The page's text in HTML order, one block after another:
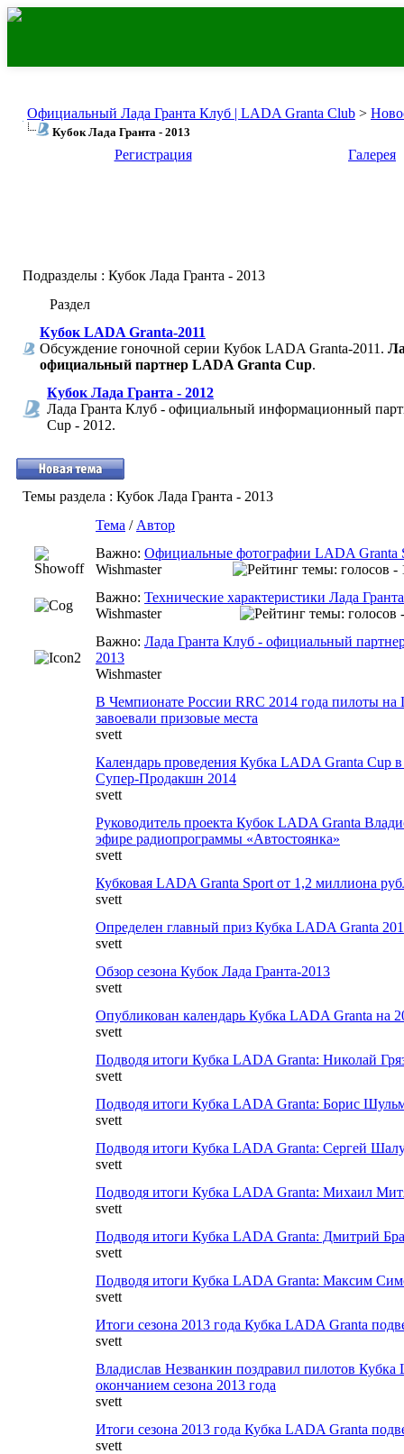
Официальный Лада Гранта Клуб | LADA Granta Club >
Кубок Лада Гранта - 2013
Регистрация Галерея
Подразделы : Кубок Лада Гранта - 2013
Раздел
Кубок LADA Granta-2011
Обсуждение гоночной серии Кубок LADA Granta-2011.
официальный партнер LADA Granta Cup.
Кубок Лада Гранта - 2012
Лада Гранта Клуб - официальный информационный
Cup - 2012.
Темы раздела : Кубок Лада Гранта - 2013
Тема / Автор
Важно: Официальные фотографии LADA Granta
Wishmaster
Важно: Технические характеристики Лада
Wishmaster
Важно: Лада Гранта Клуб - официальный
2013
Wishmaster
В Чемпионате России RRC 2014 года пилоты на
завоевали призовые места
svett
Календарь проведения Кубка LADA Granta Cup в
Супер-Продакшн 2014
svett
Руководитель проекта Кубок LADA Granta
эфире радиопрограммы «Автостоянка»
svett
Кубковая LADA Granta Sport от 1,2 миллиона
svett
Определен главный приз Кубка LADA Granta
svett
Обзор сезона Кубок Лада Гранта-2013
svett
Опубликован календарь Кубка LADA Granta на
svett
Подводя итоги Кубка LADA Granta: Николай
svett
Подводя итоги Кубка LADA Granta: Борис
svett
Подводя итоги Кубка LADA Granta: Сергей
svett
Подводя итоги Кубка LADA Granta: Михаил
svett
Подводя итоги Кубка LADA Granta: Дмитрий
svett
Подводя итоги Кубка LADA Granta: Максим
svett
Итоги сезона 2013 года Кубка LADA Granta
svett
Владислав Незванкин поздравил пилотов Кубка
окончанием сезона 2013 года
svett
Итоги сезона 2013 года Кубка LADA Granta
svett